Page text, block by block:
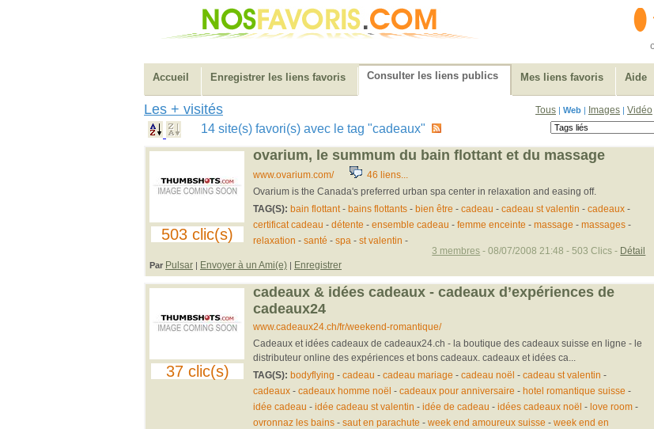
Accueil Enregistrer les liens favoris Consulter les liens publics Mes liens favoris Aide
Les + visités Tous | Web | Images | Vidéo
14 site(s) favori(s) avec le tag "cadeaux"
503 clic(s)
ovarium, le summum du bain flottant et du massage
www.ovarium.com/ 46 liens...
Ovarium is the Canada's preferred urban spa center in relaxation and easing off.
TAG(S): bain flottant- bains flottants- bien être - cadeau - cadeau st valentin - cadeaux-
certificat cadeau - détente - ensemble cadeau - femme enceinte - massage - massages-
relaxation - santé - spa - st valentin -
Par Pulsar | Envoyer à un Ami(e) | Enregistrer
3 membres - 08/07/2008 21:48 - 503 Clics - Détail
37 clic(s)
cadeaux & idées cadeaux - cadeaux d’expériences de
cadeaux24
www.cadeaux24.ch/fr/weekend-romantique/
Cadeaux et idées cadeaux de cadeaux24.ch - la boutique des cadeaux suisse en ligne - le
distributeur online des expériences et bons cadeaux. cadeaux et idées ca...
TAG(S): bodyflying - cadeau - cadeau mariage - cadeau noël - cadeau st valentin -
cadeaux- cadeaux homme noël - cadeaux pour anniversaire - hotel romantique suisse -
idée cadeau - idée cadeau st valentin - idée de cadeau - idées cadeaux noël - love room-
ovronnaz les bains- saut en parachute - week end amoureux suisse - week end en